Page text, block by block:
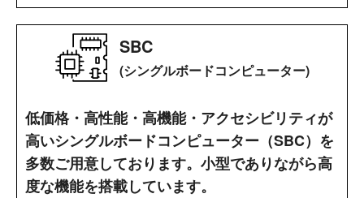
SBC
(シングルボードコンピューター)
低価格・高性能・高機能・アクセシビリティが
高いシングルボードコンピューター（SBC）を
多数ご用意しております。小型でありながら高
度な機能を搭載しています。